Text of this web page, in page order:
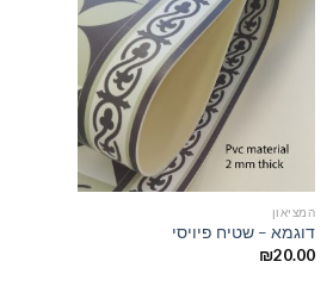
המציאון
דוגמא – שטיח פיויסי
₪20.00